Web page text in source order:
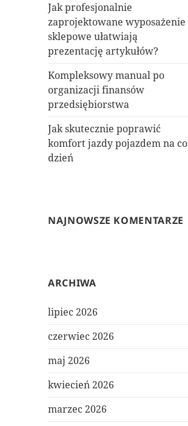
Jak profesjonalnie
zaprojektowane wyposażenie
sklepowe ułatwiają
prezentację artykułów?
Kompleksowy manual po
organizacji finansów
przedsiębiorstwa
Jak skutecznie poprawić
komfort jazdy pojazdem na co
dzień
NAJNOWSZE KOMENTARZE
ARCHIWA
lipiec 2026
czerwiec 2026
maj 2026
kwiecień 2026
marzec 2026